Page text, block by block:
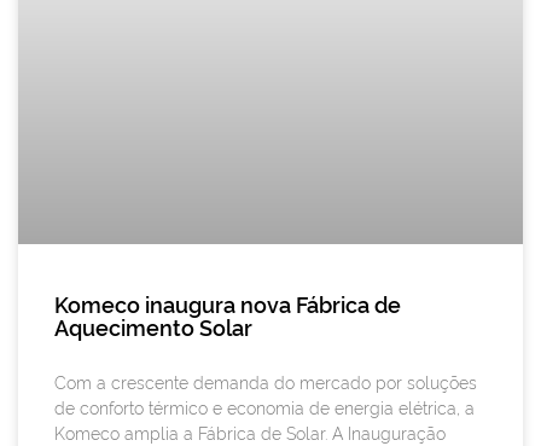
Komeco inaugura nova Fábrica de
Aquecimento Solar
Com a crescente demanda do mercado por soluções
de conforto térmico e economia de energia elétrica, a
Komeco amplia a Fábrica de Solar. A Inauguração